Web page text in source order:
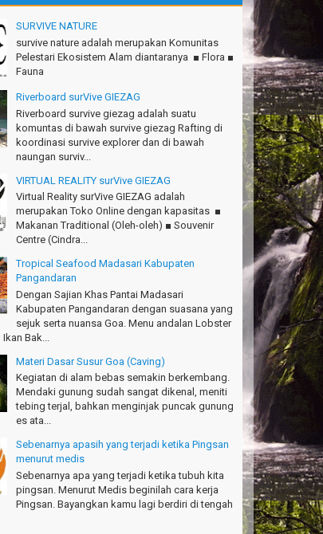
mantap, Thanks gan!
- Lampung
seru banget
Amazing gmana?!
mantap
canyon Amazing
surVive atas panduan wisata Kabupaten
kang Arief, Citumang seru!
GIEZAG telah menemani kami ke
Salam lestari!
Club - Bandung Barat
Green canyon, extreme, enjoy dan
Kudus
Pantai Batukaras!
ィングなツアー。ありがとう Arief
SURVIVE NATURE
survive nature adalah merupakan Komunitas
Pelestari Ekosistem Alam diantaranya ■ Flora ■
Fauna
Riverboard surVive GIEZAG
Riverboard survive giezag adalah suatu
komuntas di bawah survive giezag Rafting di
koordinasi survive explorer dan di bawah
naungan surviv...
VIRTUAL REALITY surVive GIEZAG
Virtual Reality surVive GIEZAG adalah
merupakan Toko Online dengan kapasitas ■
Makanan Traditional (Oleh-oleh) ■ Souvenir
Centre (Cindra...
Tropical Seafood Madasari Kabupaten
Pangandaran
Dengan Sajian Khas Pantai Madasari
Kabupaten Pangandaran dengan suasana yang
sejuk serta nuansa Goa. Menu andalan Lobster
Bak...
Materi Dasar Susur Goa (Caving)
Kegiatan di alam bebas semakin berkembang.
Mendaki gunung sudah sangat dikenal, meniti
tebing terjal, bahkan menginjak puncak gunung
es ata...
Sebenarnya apasih yang terjadi ketika Pingsan
menurut medis
Sebenarnya apa yang terjadi ketika tubuh kita
pingsan. Menurut Medis beginilah cara kerja
Pingsan. Bayangkan kamu lagi berdiri di tengah